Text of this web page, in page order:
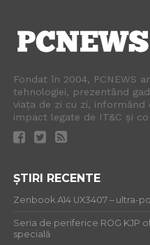
Fondat în 2004, PCNEWS
tehnologiei, prezentând
viața de zi cu zi,
impact legate de IT&C și
ȘTIRI RECENTE
Zenbook A14 UX3407 – ultra-
Seria de periferice ROG KJP
specială